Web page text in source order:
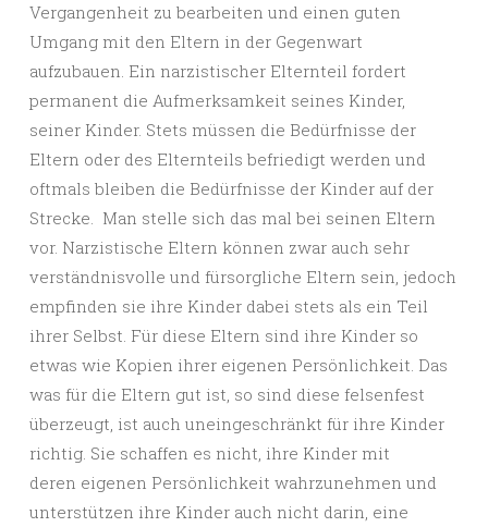
Vergangenheit zu bearbeiten und einen guten
Umgang mit den Eltern in der Gegenwart
aufzubauen. Ein narzistischer Elternteil fordert
permanent die Aufmerksamkeit seines Kinder,
seiner Kinder. Stets müssen die Bedürfnisse der
Eltern oder des Elternteils befriedigt werden und
oftmals bleiben die Bedürfnisse der Kinder auf der
Strecke. Man stelle sich das mal bei seinen Eltern
vor. Narzistische Eltern können zwar auch sehr
verständnisvolle und fürsorgliche Eltern sein, jedoch
empfinden sie ihre Kinder dabei stets als ein Teil
ihrer Selbst. Für diese Eltern sind ihre Kinder so
etwas wie Kopien ihrer eigenen Persönlichkeit. Das
was für die Eltern gut ist, so sind diese felsenfest
überzeugt, ist auch uneingeschränkt für ihre Kinder
richtig. Sie schaffen es nicht, ihre Kinder mit
deren eigenen Persönlichkeit wahrzunehmen und
unterstützen ihre Kinder auch nicht darin, eine